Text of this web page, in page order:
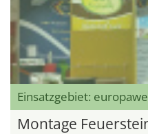
Einsatzgebiet:
Montage